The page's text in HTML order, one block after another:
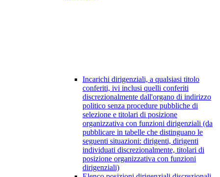
Incarichi dirigenziali, a qualsiasi titolo
conferiti, ivi inclusi quelli conferiti
discrezionalmente dall'organo di indirizzo
politico senza procedure pubbliche di
selezione e titolari di posizione
organizzativa con funzioni dirigenziali (da
pubblicare in tabelle che distinguano le
seguenti situazioni: dirigenti, dirigenti
individuati discrezionalmente, titolari di
posizione organizzativa con funzioni
dirigenziali)